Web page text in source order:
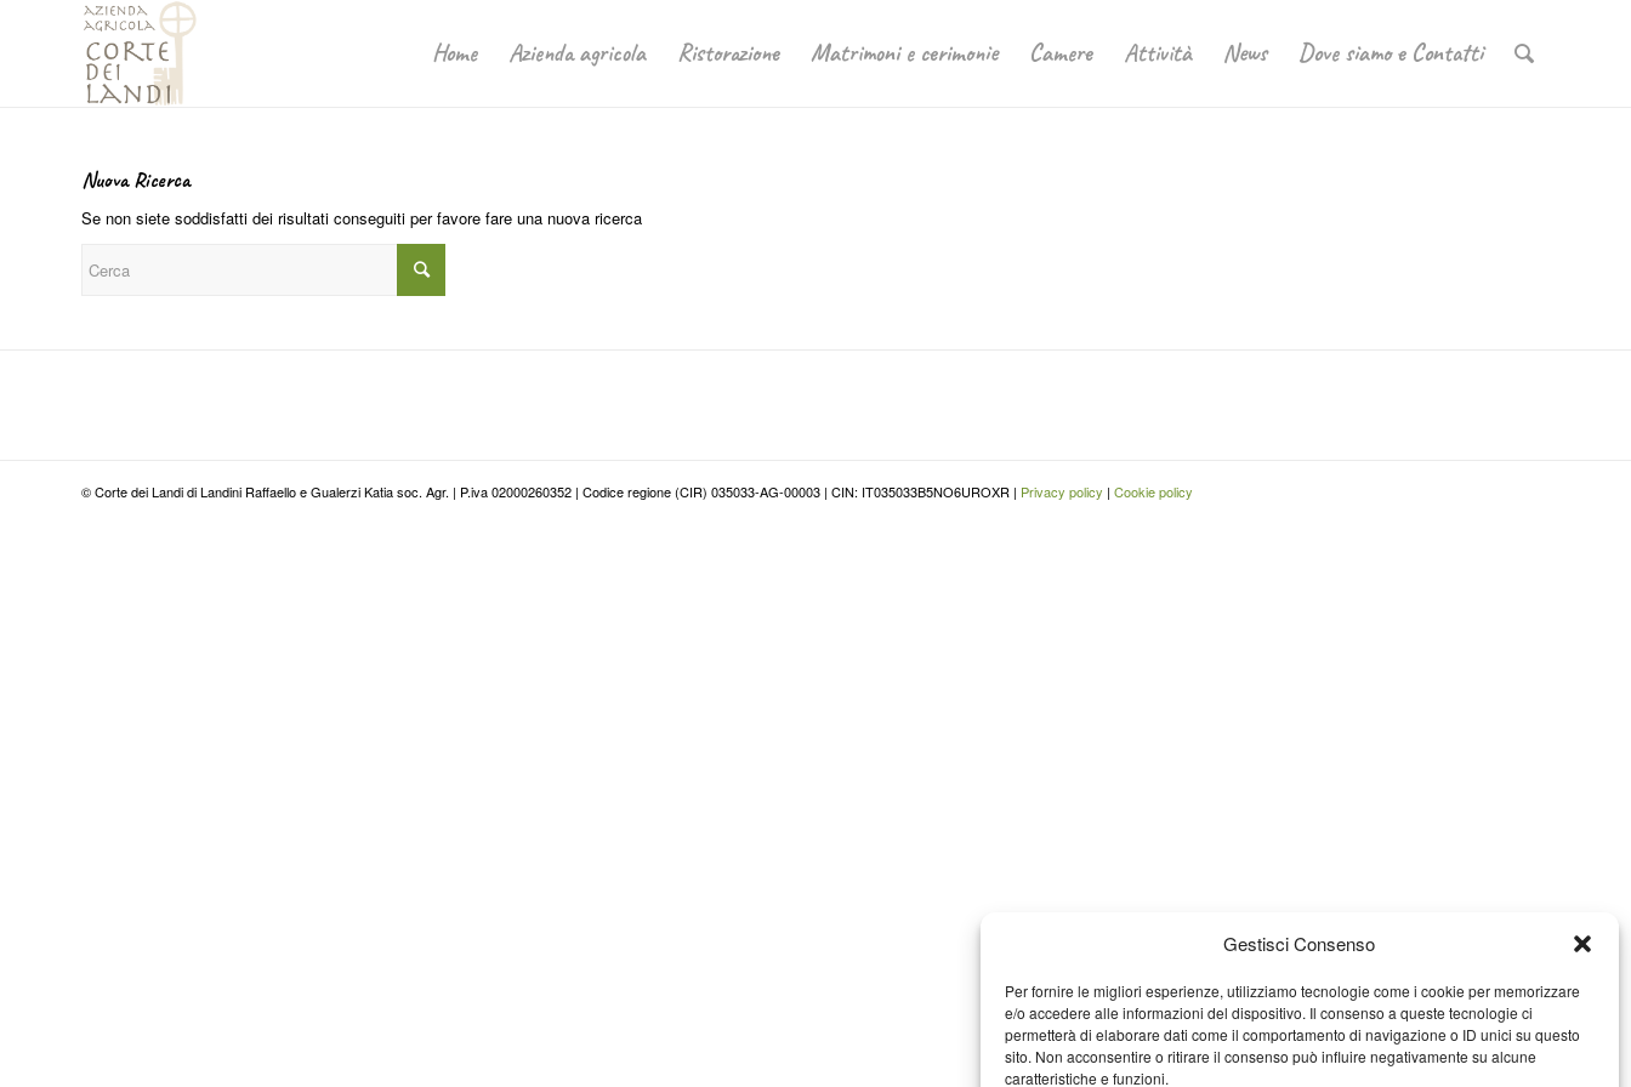
Gestisci Consenso
Per fornire le migliori esperienze, utilizziamo tecnologie come i cookie per memorizzare
e/o accedere alle informazioni del dispositivo. Il consenso a queste tecnologie ci
permetterà di elaborare dati come il comportamento di navigazione o ID unici su questo
sito. Non acconsentire o ritirare il consenso può influire negativamente su alcune
caratteristiche e funzioni.
Home Azienda agricola Ristorazione Matrimoni e cerimonie Camere Attività News Dove siamo e Contatti
Nuova Ricerca
Se non siete soddisfatti dei risultati conseguiti per favore fare una nuova ricerca
© Corte dei Landi di Landini Raffaello e Gualerzi Katia soc. Agr. | P.iva 02000260352 | Codice regione (CIR) 035033-AG-00003 | CIN: IT035033B5NO6UROXR | Privacy policy | Cookie policy